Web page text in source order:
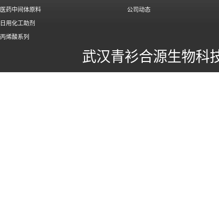
医药中间体原料
日用化工助剂
丙烯酸系列
公司动态
武汉青衫合源生物科